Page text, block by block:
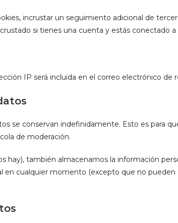
incrustar un seguimiento adicional de
si tienes una cuenta y estás conectado a
IP será incluida en el correo electrónico de
se conservan indefinidamente. Esto es para
de moderación.
hay), también almacenamos la información
cualquier momento (excepto que no